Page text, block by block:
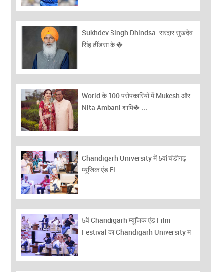
Sukhdev Singh Dhindsa: सरदार सुखदेव
सिंह ढींडसा के � ...
World के 100 परोपकारियों में Mukesh और
Nita Ambani शामि� ...
Chandigarh University में 5वां चंडीगढ़
म्यूजिक एंड Fi ...
5वें Chandigarh म्यूजिक एंड Film
Festival का Chandigarh University म